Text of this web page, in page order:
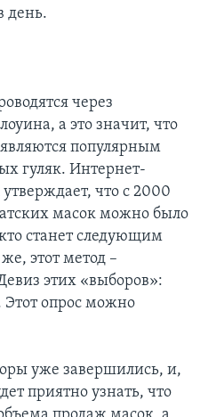
день.
через
а это значит, что
популярным
гуляк. Интернет-
что с 2000
масок можно было
станет следующим
этот метод –
этих «выборов»:
Этот опрос можно
уже завершились, и,
приятно узнать, что